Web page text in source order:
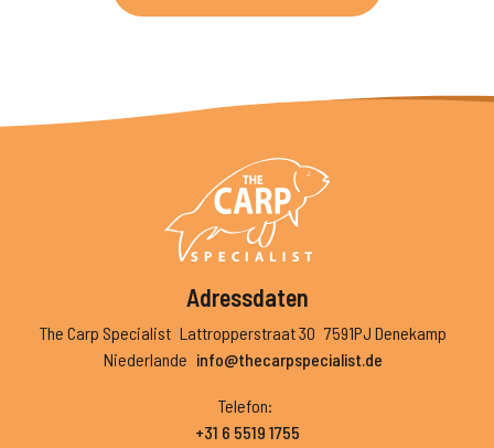
Adressdaten
The Carp Specialist Lattropperstraat 30 7591PJ Denekamp
Niederlande info@thecarpspecialist.de
Telefon:
+31 6 5519 1755